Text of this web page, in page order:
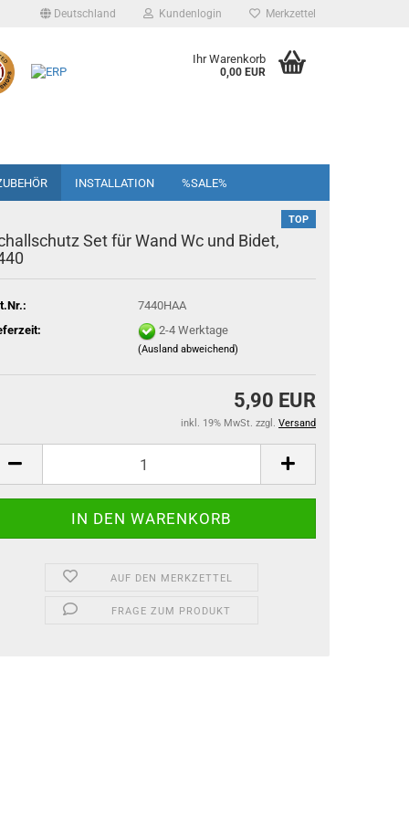
Deutschland Kundenlogin Merkzettel
Ihr Warenkorb
0,00 EUR
INSTALLATION %SALE%
TOP
Set für Wand Wc und Bidet,
7440HAA
2-4 Werktage
(Ausland abweichend)
5,90 EUR
inkl. 19% MwSt. zzgl. Versand
AUF DEN MERKZETTEL
FRAGE ZUM PRODUKT